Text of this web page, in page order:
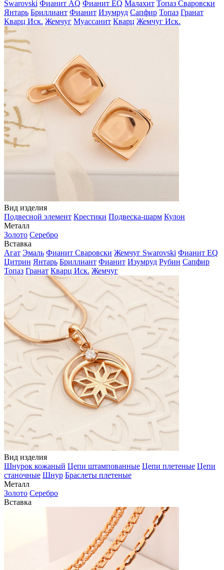
Swarovski Фианит AQ Фианит EQ Малахит Топаз Сваровски
Янтарь Бриллиант Фианит Изумруд Сапфир Топаз Гранат
Кварц Иск. Жемчуг Муассанит Кварц Жемчуг Иск.
Вид изделия
Подвесной элемент Крестики Подвеска-шарм Кулон
Металл
Золото Серебро
Вставка
Агат Эмаль Фианит Сваровски Жемчуг Swarovski Фианит EQ
Цитрин Янтарь Бриллиант Фианит Изумруд Рубин Сапфир
Топаз Гранат Кварц Иск. Жемчуг
Вид изделия
Шнурок кожаный Цепи штампованные Цепи плетеные Цепи
станочные Шнур Браслеты плетеные
Металл
Золото Серебро
Вставка